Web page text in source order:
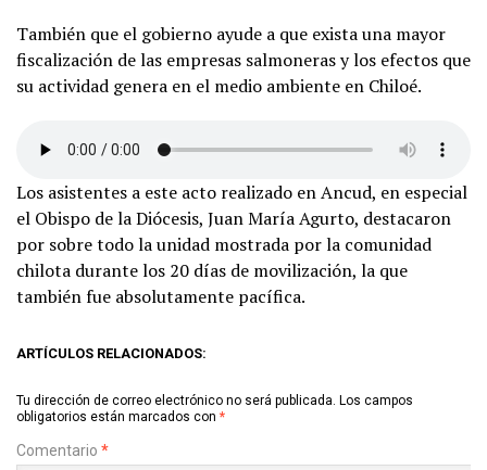
También que el gobierno ayude a que exista una mayor
fiscalización de las empresas salmoneras y los efectos que
su actividad genera en el medio ambiente en Chiloé.
Los asistentes a este acto realizado en Ancud, en especial
el Obispo de la Diócesis, Juan María Agurto, destacaron
por sobre todo la unidad mostrada por la comunidad
chilota durante los 20 días de movilización, la que
también fue absolutamente pacífica.
ARTÍCULOS RELACIONADOS:
Tu dirección de correo electrónico no será publicada. Los campos
obligatorios están marcados con *
Comentario *